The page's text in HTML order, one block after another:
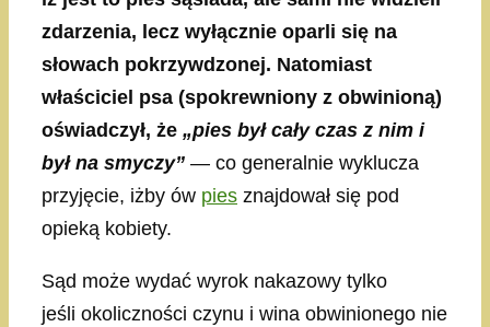
zdarzenia, lecz wyłącznie oparli się na
słowach pokrzywdzonej. Natomiast
właściciel psa (spokrewniony z obwinioną)
oświadczył, że „pies był cały czas z nim i
był na smyczy” — co generalnie wyklucza
przyjęcie, iżby ów pies znajdował się pod
opieką kobiety.
Sąd może wydać wyrok nakazowy tylko
jeśli okoliczności czynu i wina obwinionego nie